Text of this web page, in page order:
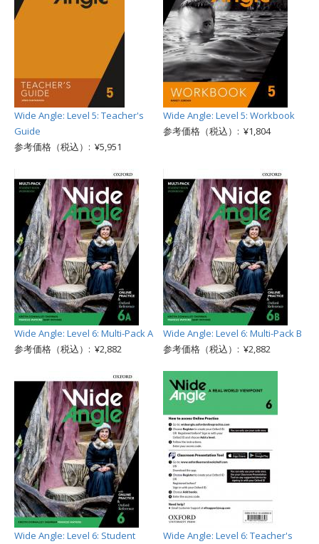
Wide Angle: Level 5: Teacher's
Guide
参考価格（税込）: ¥5,951
Wide Angle: Level 5: Workbook
参考価格（税込）: ¥1,804
Wide Angle: Level 6: Multi-Pack A
参考価格（税込）: ¥2,882
Wide Angle: Level 6: Multi-Pack B
参考価格（税込）: ¥2,882
Wide Angle: Level 6: Student
Wide Angle: Level 6: Teacher's